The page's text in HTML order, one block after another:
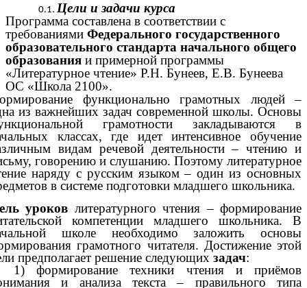
Цели и задачи курса
Программа составлена в соответствии с
требованиями Федерального государственного
образовательного стандарта начального общего
образования и примерной программы
«Литературное чтение» Р.Н. Бунеев, Е.В. Бунеева
ОС «Школа 2100».
функционально грамотных людей –
из важнейших задач современной школы. Основы
грамотности закладываются в
классах, где идет интенсивное обучение
видам речевой деятельности – чтению и
говорению и слушанию. Поэтому литературное
наряду с русским языком – один из основных
в системе подготовки младшего школьника.
уроков литературного чтения – формирование
компетенции младшего школьника. В
школе необходимо заложить основы
грамотного читателя. Достижение этой
предполагает решение следующихзадач:
1) формирование техники чтения и приёмов
и анализа текста – правильного типа